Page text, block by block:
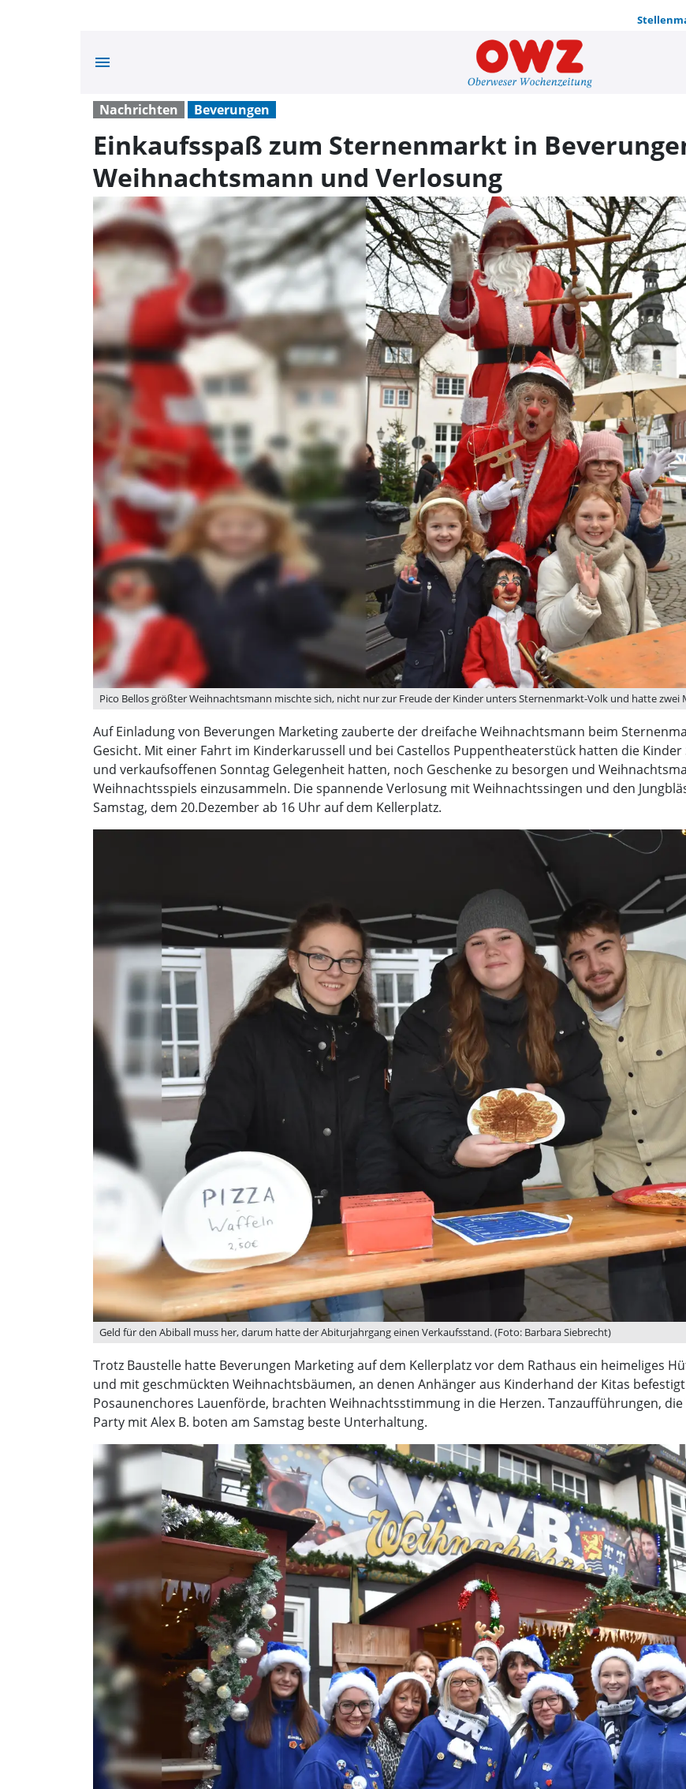
menu
Nachrichten Beverungen
Einkaufsspaß zum Sternenmarkt in
Weihnachtsmann und Verlosung
Pico Bellos größter Weihnachtsmann mischte sich, nicht nur zur Freude der Kinder unters Sternenmarkt-Volk und hatte
Auf Einladung von Beverungen Marketing zauberte der dreifache Weihnachtsmann beim
Gesicht. Mit einer Fahrt im Kinderkarussell und bei Castellos Puppentheaterstück hatten die
und verkaufsoffenen Sonntag Gelegenheit hatten, noch Geschenke zu besorgen und
Weihnachtsspiels einzusammeln. Die spannende Verlosung mit Weihnachtssingen und den
Samstag, dem 20.Dezember ab 16 Uhr auf dem Kellerplatz.
Geld für den Abiball muss her, darum hatte der Abiturjahrgang einen Verkaufsstand. (Foto: Barbara Siebrecht)
Trotz Baustelle hatte Beverungen Marketing auf dem Kellerplatz vor dem Rathaus ein heimeliges
und mit geschmückten Weihnachtsbäumen, an denen Anhänger aus Kinderhand der Kitas
Posaunenchores Lauenförde, brachten Weihnachtsstimmung in die Herzen. Tanzaufführungen,
Party mit Alex B. boten am Samstag beste Unterhaltung.